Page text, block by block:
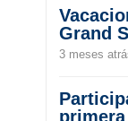
Grand
3 meses